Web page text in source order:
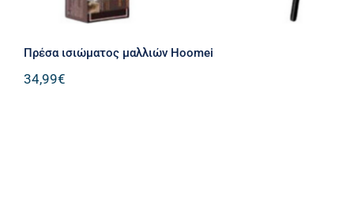
Πρέσα ισιώματος μαλλιών Hoomei
34,99€